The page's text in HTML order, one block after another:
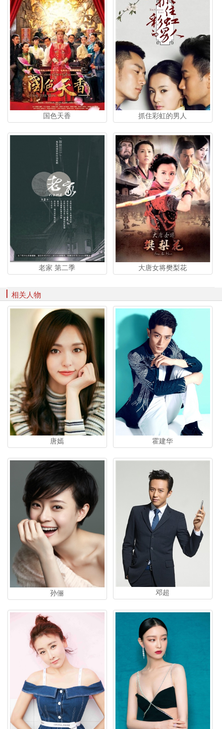
国色天香 抓住彩虹的男人
老家 第二季 大唐女将樊梨花
相关人物
唐嫣 霍建华
孙俪 邓超